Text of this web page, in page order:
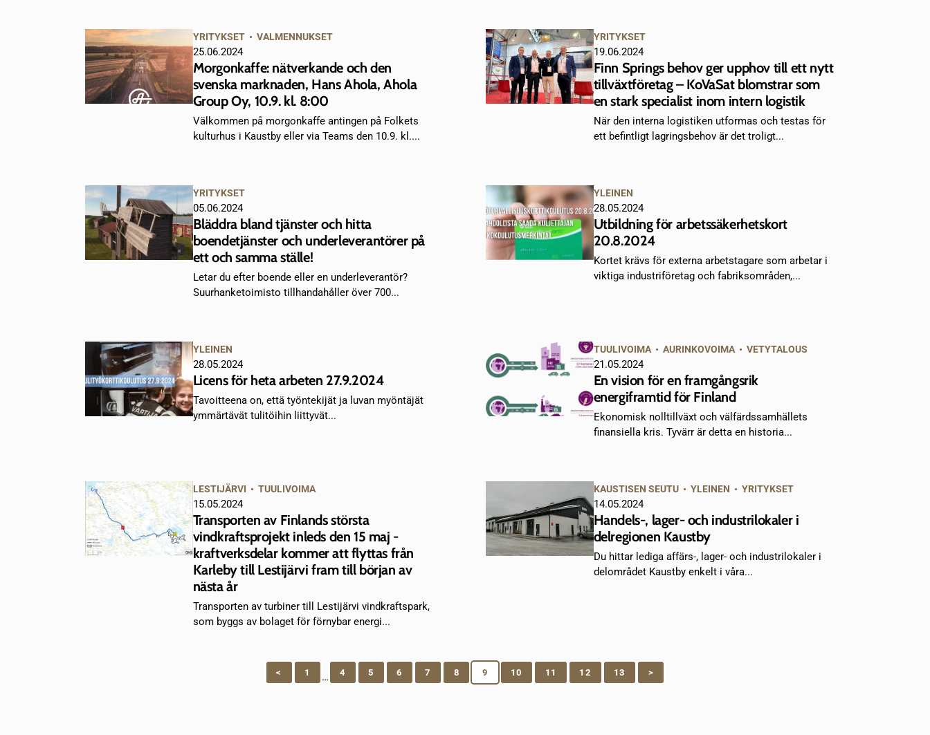
YRITYKSET• VALMENNUKSET
25.06.2024
Morgonkaffe: nätverkande och den
svenska marknaden, Hans Ahola, Ahola
Group Oy, 10.9. kl. 8:00
Välkommen på morgonkaffe antingen på Folkets
kulturhus i Kaustby eller via Teams den 10.9. kl....
YRITYKSET
19.06.2024
Finn Springs behov ger upphov till ett nytt
tillväxtföretag – KoVaSat blomstrar som
en stark specialist inom intern logistik
När den interna logistiken utformas och testas för
ett befintligt lagringsbehov är det troligt...
YRITYKSET
05.06.2024
Bläddra bland tjänster och hitta
boendetjänster och underleverantörer på
ett och samma ställe!
Letar du efter boende eller en underleverantör?
Suurhanketoimisto tillhandahåller över 700...
YLEINEN
28.05.2024
Utbildning för arbetssäkerhetskort
20.8.2024
Kortet krävs för externa arbetstagare som arbetar i
viktiga industriföretag och fabriksområden,...
YLEINEN
28.05.2024
Licens för heta arbeten 27.9.2024
Tavoitteena on, että työntekijät ja luvan myöntäjät
ymmärtävät tulitöihin liittyvät...
TUULIVOIMA• AURINKOVOIMA• VETYTALOUS
21.05.2024
En vision för en framgångsrik
energiframtid för Finland
Ekonomisk nolltillväxt och välfärdssamhällets
finansiella kris. Tyvärr är detta en historia...
LESTIJÄRVI • TUULIVOIMA
15.05.2024
Transporten av Finlands största
vindkraftsprojekt inleds den 15 maj -
kraftverksdelar kommer att flyttas från
Karleby till Lestijärvi fram till början av
nästa år
Transporten av turbiner till Lestijärvi vindkraftspark,
som byggs av bolaget för förnybar energi...
KAUSTISEN SEUTU• YLEINEN • YRITYKSET
14.05.2024
Handels-, lager- och industrilokaler i
delregionen Kaustby
Du hittar lediga affärs-, lager- och industrilokaler i
delområdet Kaustby enkelt i våra...
< 1 … 4 5 6 7 8 9 10 11 12 13 >